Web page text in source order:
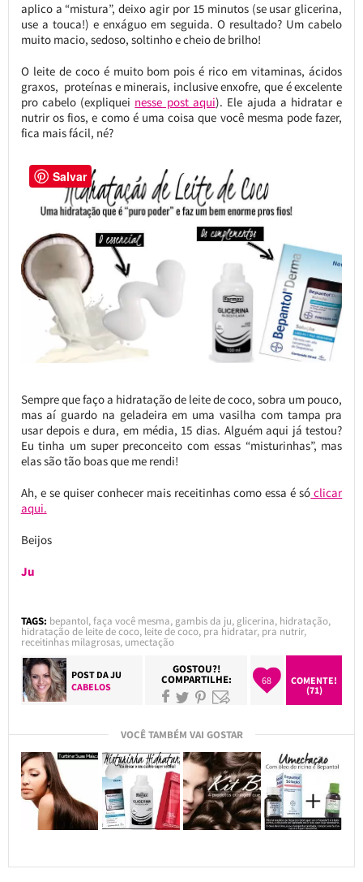
aplico a “mistura”, deixo agir por 15 minutos (se usar glicerina,
use a touca!) e enxáguo em seguida. O resultado? Um cabelo
muito macio, sedoso, soltinho e cheio de brilho!
O leite de coco é muito bom pois é rico em vitaminas, ácidos
graxos, proteínas e minerais, inclusive enxofre, que é excelente
pro cabelo (expliquei nesse post aqui). Ele ajuda a hidratar e
nutrir os fios, e como é uma coisa que você mesma pode fazer,
fica mais fácil, né?
Sempre que faço a hidratação de leite de coco, sobra um pouco,
mas aí guardo na geladeira em uma vasilha com tampa pra
usar depois e dura, em média, 15 dias. Alguém aqui já testou?
Eu tinha um super preconceito com essas “misturinhas”, mas
elas são tão boas que me rendi!
Ah, e se quiser conhecer mais receitinhas como essa é só clicar
aqui.
Beijos
Ju
TAGS: bepantol,faça você mesma, gambis da ju, glicerina, hidratação,
hidratação de leite de coco, leite de coco, pra hidratar, pra nutrir,
receitinhas milagrosas, umectação
POST DAJU
CABELOS
GOSTOU?!
COMPARTILHE: 68
COMENTE!
(71)
VOCÊ TAMBÉM VAI GOSTAR
Salvar